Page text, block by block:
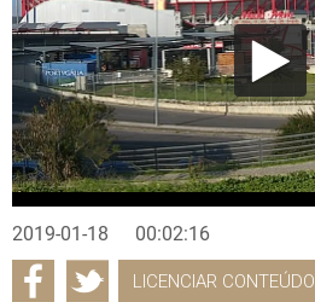
2019-01-18 00:02:16
LICENCIAR CONTEÚDO